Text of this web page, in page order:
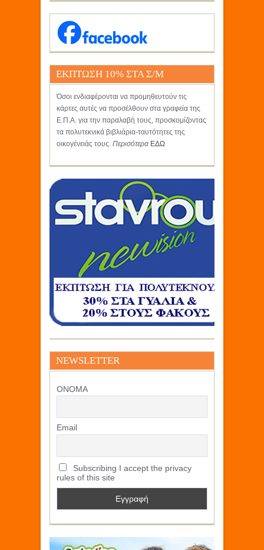
ΕΚΠΤΩΣΗ 10% ΣΤΑ Σ/Μ
ΚΡΗΤΙΚΟΣ
Όσοι ενδιαφέρονται να προμηθευτούν τις
κάρτες αυτές να προσέλθουν στα γραφεία της
Ε.Π.Α. για την παραλαβή τους, προσκομίζοντας
τα πολυτεκνικά βιβλιάρια-ταυτότητες της
οικογένειάς τους. Περισότερα ΕΔΩ
NEWSLETTER
ΟΝΟΜΑ
Email
Subscribing I accept the privacy
rules of this site